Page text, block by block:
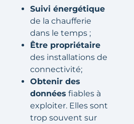
Suivi énergétique
de la chaufferie
dans le temps ;
Être propriétaire
des installations de
connectivité;
Obtenir des
données fiables à
exploiter. Elles sont
trop souvent sur